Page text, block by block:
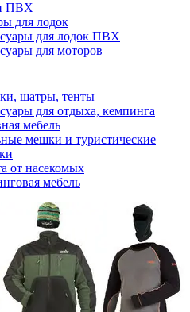
ПВХ
для лодок
для лодок ПВХ
для моторов
шатры, тенты
для отдыха, кемпинга
мебель
мешки и туристические
от насекомых
мебель